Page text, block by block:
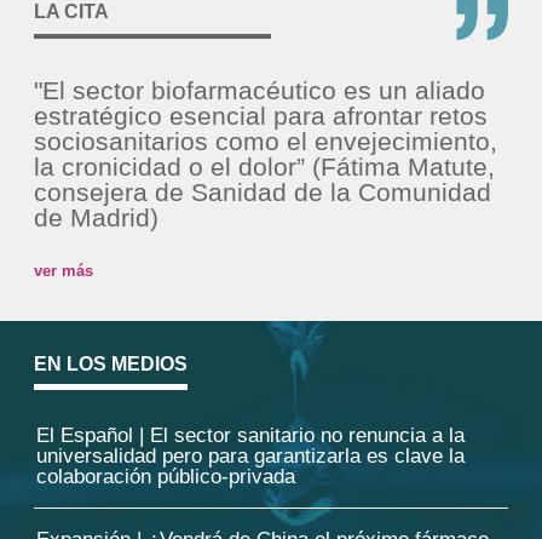
LA CITA
"El sector biofarmacéutico es un aliado
estratégico esencial para afrontar retos
sociosanitarios como el envejecimiento,
la cronicidad o el dolor” (Fátima Matute,
consejera de Sanidad de la Comunidad
de Madrid)
ver más
EN LOS MEDIOS
El Español | El sector sanitario no renuncia a la
universalidad pero para garantizarla es clave la
colaboración público-privada